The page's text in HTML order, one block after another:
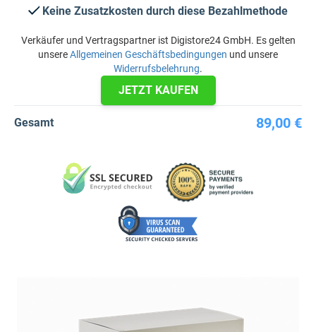
Keine Zusatzkosten durch diese Bezahlmethode
Verkäufer und Vertragspartner ist Digistore24 GmbH. Es gelten
unsereAllgemeinen Geschäftsbedingungen und unsere
Widerrufsbelehrung.
JETZT KAUFEN
Gesamt 89,00 €